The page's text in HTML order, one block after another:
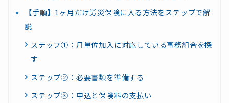
【手順】1ヶ月だけ労災保険に入る方法をステップで解
説
ステップ①：月単位加入に対応している事務組合を探
す
ステップ②：必要書類を準備する
ステップ③：申込と保険料の支払い